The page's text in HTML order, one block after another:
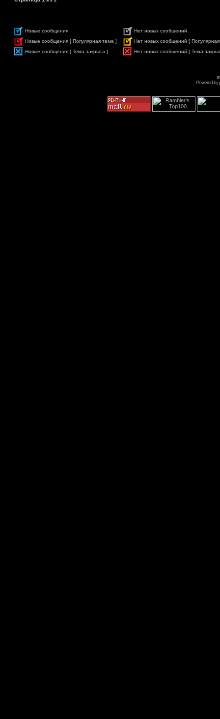
Новые сообщения
Нет новых сообщений
Новые сообщения [ Популярная тема ]
Нет новых сообщений [
Новые сообщения [ Тема закрыта ]
Нет новых сообщений [ Тема
Powered by